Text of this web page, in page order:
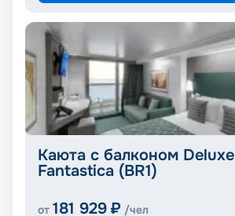
Каюта с балконом Deluxe
Fantastica (BR1)
от 181 929 ₽ /чел